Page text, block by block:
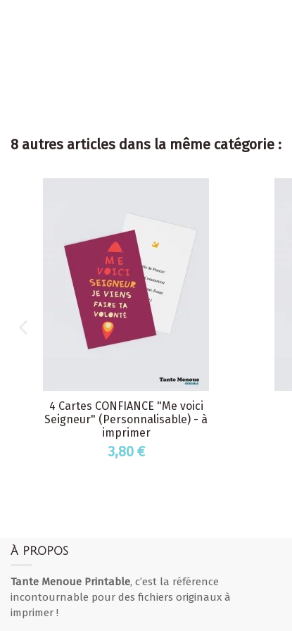
8 autres articles dans la même catégorie :
4 Cartes CONFIANCE "Me voici
Seigneur" (Personnalisable) - à
imprimer
3,80 €
À PROPOS
Tante Menoue Printable, c’est la référence
incontournable pour des fichiers originaux à
imprimer !